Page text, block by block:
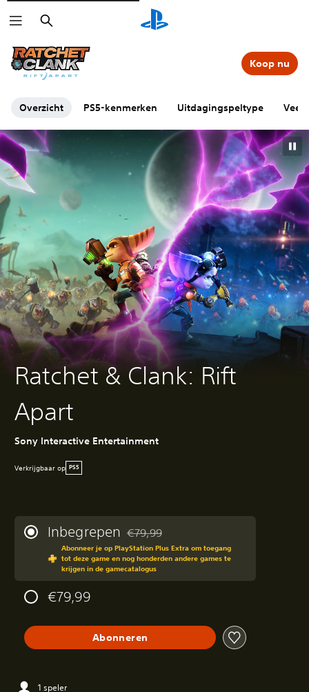
Zoeken
Overzicht PS5-kenmerken Uitdagingspeltype
Koop nu
Ratchet & Clank: Rift
Apart
Sony Interactive Entertainment
Verkrijgbaar op PS5
Inbegrepen Korting ten opzichte van de
€79,99
Abonneer je op PlayStation Plus Extra om toegang
tot deze game en nog honderden andere games te
krijgen in de gamecatalogus
€79,99
Abonneren
1 speler